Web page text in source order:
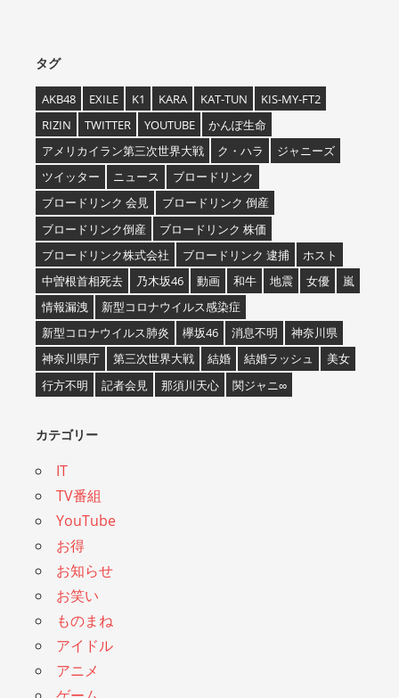
タグ
AKB48 EXILE K1 KARA KAT-TUN
KIS-MY-FT2
RIZIN
TWITTER YOUTUBE
かんぽ生命
アメリカイラン第三次世界大戦
ク・ハラ
ジャニーズ
ツイッター
ニュース
ブロードリンク
ブロードリンク 会見
ブロードリンク 倒産
ブロードリンク倒産
ブロードリンク 株価
ブロードリンク株式会社
ブロードリンク 逮捕
ホスト
中曽根首相死去
乃木坂46 動画 和牛 地震 女優
嵐
情報漏洩
新型コロナウイルス感染症
新型コロナウイルス肺炎
欅坂46 消息不明
神奈川県
神奈川県庁
第三次世界大戦 結婚 結婚ラッシュ
美女
行方不明
記者会見 那須川天心 関ジャニ∞
カテゴリー
IT
TV番組
YouTube
お得
お知らせ
お笑い
ものまね
アイドル
アニメ